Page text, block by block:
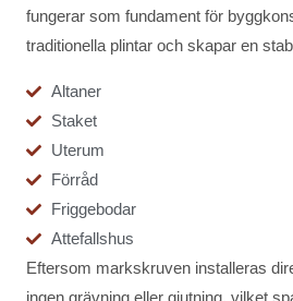
fungerar som fundament för
traditionella plintar och skapar en
Altaner
Staket
Uterum
Förråd
Friggebodar
Attefallshus
Eftersom markskruven installeras
ingen grävning eller gjutning, vilket